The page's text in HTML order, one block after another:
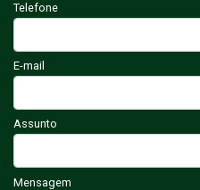
Telefone
E-mail
Assunto
Mensagem